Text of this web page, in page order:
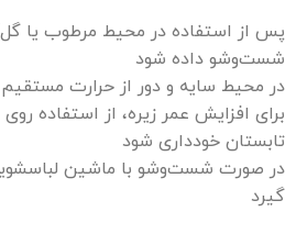
مناسب فصل
بهار و تابستان
پس از استفاده در محیط مرطوب یا
شست‌وشو داده شود
در محیط سایه و دور از حرارت
برای افزایش عمر زیره، از استفاده
تابستان خودداری شود
در صورت شست‌وشو با ماشین
گیرد